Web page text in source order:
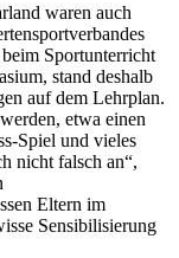
waren auch
Sportunterricht
stand deshalb
auf dem Lehrplan.
etwa einen
Spiel und vieles
nicht falsch an“,
Eltern im
Sensibilisierung